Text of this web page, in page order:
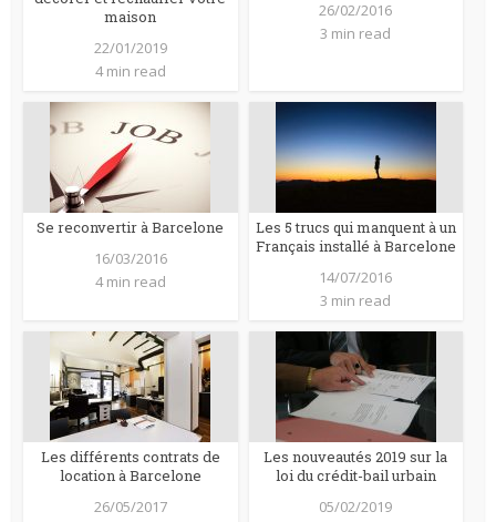
maison
22/01/2019
4 min read
26/02/2016
3 min read
Se reconvertir à Barcelone
16/03/2016
4 min read
Les 5 trucs qui manquent à un
Français installé à Barcelone
14/07/2016
3 min read
Les différents contrats de
location à Barcelone
26/05/2017
Les nouveautés 2019 sur la
loi du crédit-bail urbain
05/02/2019